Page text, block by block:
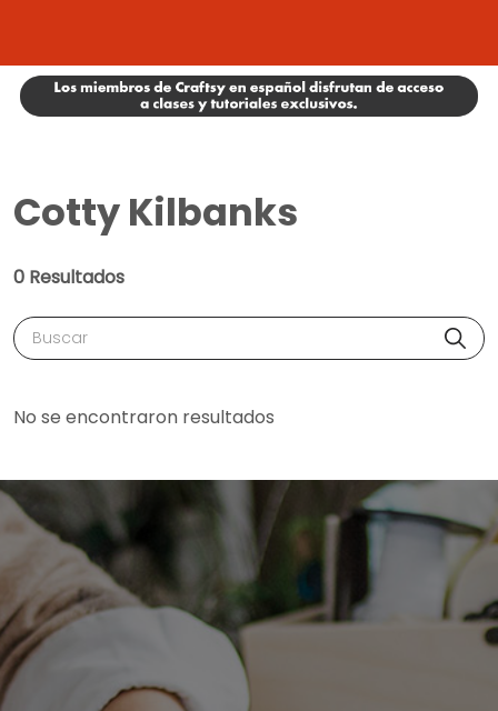
Cotty Kilbanks
0 Resultados
Buscar
No se encontraron resultados